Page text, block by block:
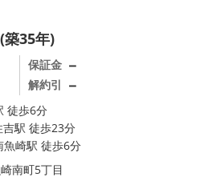
築35年)
保証金 －
解約引 －
徒歩6分
吉駅 徒歩23分
崎駅 徒歩6分
南町5丁目